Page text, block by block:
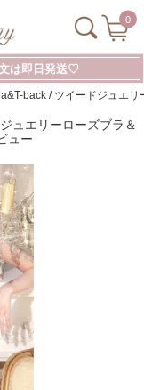
0
は即日発送♡
back / ツイードジュエ
ュエリーローズブラ＆
ュー